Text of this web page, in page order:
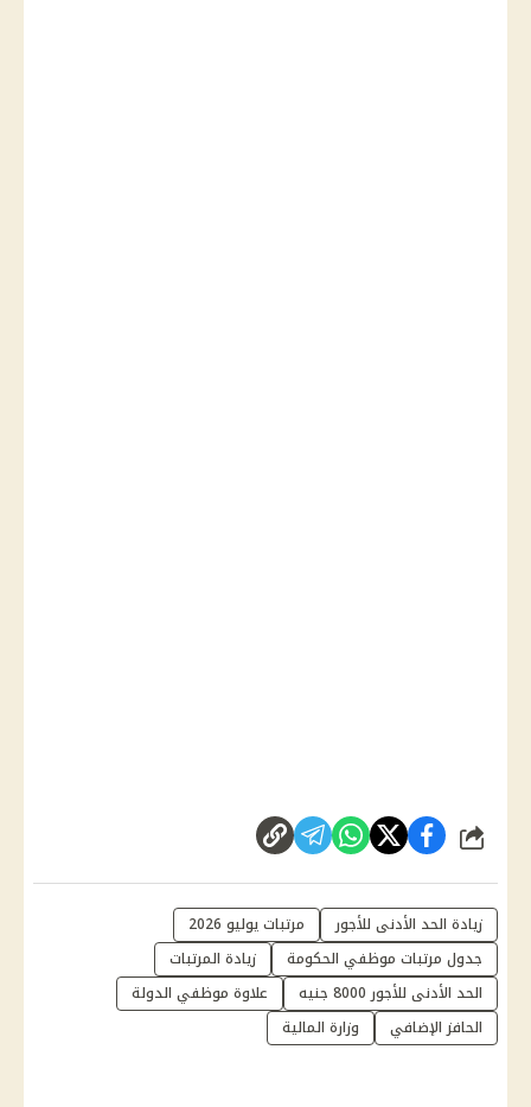
شارك
زيادة الحد الأدنى للأجور
مرتبات يوليو 2026
جدول مرتبات موظفي الحكومة
زيادة المرتبات
الحد الأدنى للأجور 8000 جنيه
علاوة موظفي الدولة
الحافز الإضافي
وزارة المالية